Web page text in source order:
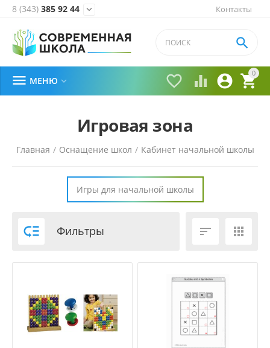
Контакты
8 (343) 385 92 44 
0


 

 МЕНЮ 
Игровая зона
Главная / Оснащение школ / Кабинет начальной школы
Игры для начальной школы
 Фильтры  